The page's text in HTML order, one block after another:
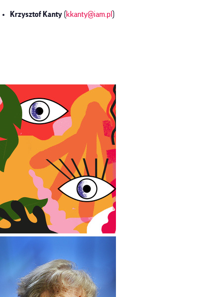
Krzysztof Kanty (kkanty@iam.pl )